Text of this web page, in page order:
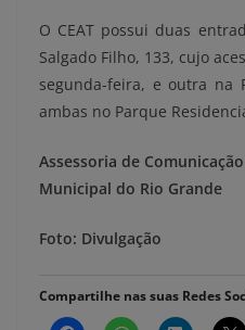
O CEAT possui duas
Salgado Filho, 133, cujo
segunda-feira, e outra na
ambas no Parque
Assessoria de
Municipal do Rio Grande
Foto: Divulgação
Compartilhe nas suas Redes